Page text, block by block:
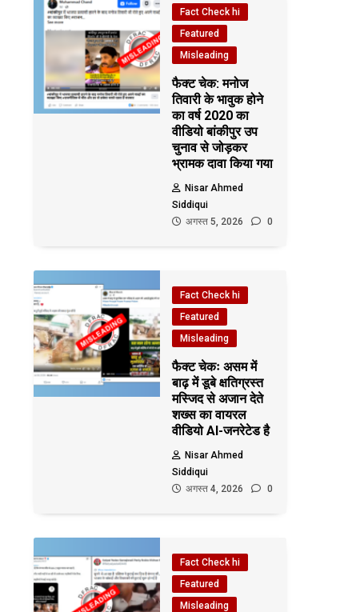
Fact Check hi
Featured
Misleading
फैक्ट चेक: मनोज
तिवारी के भावुक होने
का वर्ष 2020 का
वीडियो बांकीपुर उप
चुनाव से जोड़कर
भ्रामक दावा किया गया
Nisar Ahmed
Siddiqui
अगस्त 5, 2026
0
Fact Check hi
Featured
Misleading
फैक्ट चेकः असम में
बाढ़ में डूबे क्षतिग्रस्त
मस्जिद से अजान देते
शख्स का वायरल
वीडियो AI-जनरेटेड है
Nisar Ahmed
Siddiqui
अगस्त 4, 2026
0
Fact Check hi
Featured
Misleading